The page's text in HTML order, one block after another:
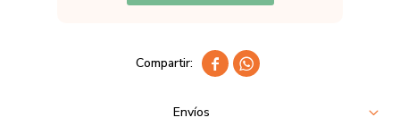
 
Envíos